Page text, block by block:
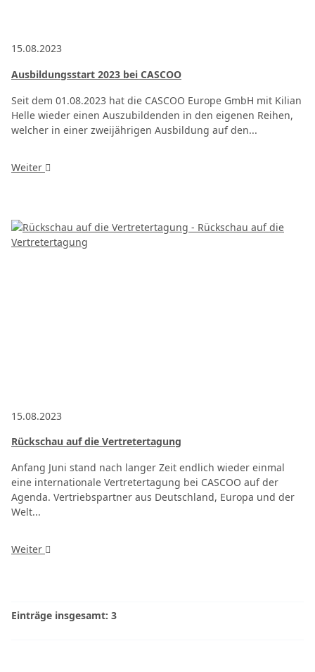
15.08.2023
Ausbildungsstart 2023 bei CASCOO
Seit dem 01.08.2023 hat die CASCOO Europe GmbH mit Kilian
Helle wieder einen Auszubildenden in den eigenen Reihen,
welcher in einer zweijährigen Ausbildung auf den...
Weiter
15.08.2023
Rückschau auf die Vertretertagung
Anfang Juni stand nach langer Zeit endlich wieder einmal
eine internationale Vertretertagung bei CASCOO auf der
Agenda. Vertriebspartner aus Deutschland, Europa und der
Welt...
Weiter
Einträge insgesamt: 3